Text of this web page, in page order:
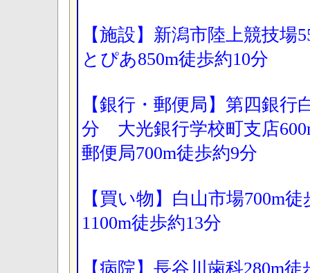
【施設】新潟市陸上競技
とぴあ850m徒歩約10分
【銀行・郵便局】第四銀行
分 大光銀行学校町支店
郵便局700m徒歩約9分
【買い物】白山市場700m
1100m徒歩約13分
【病院】長谷川歯科280m